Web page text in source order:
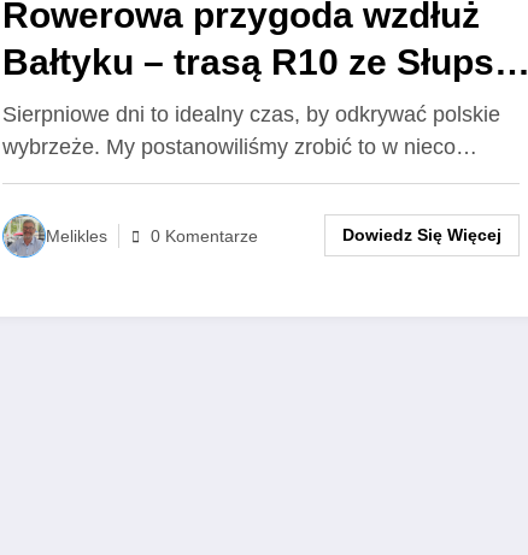
Rowerowa przygoda wzdłuż
Bałtyku – trasą R10 ze Słupska
do Gdyni
Sierpniowe dni to idealny czas, by odkrywać polskie
wybrzeże. My postanowiliśmy zrobić to w nieco…
Melikles 0 Komentarze Dowiedz Się Więcej